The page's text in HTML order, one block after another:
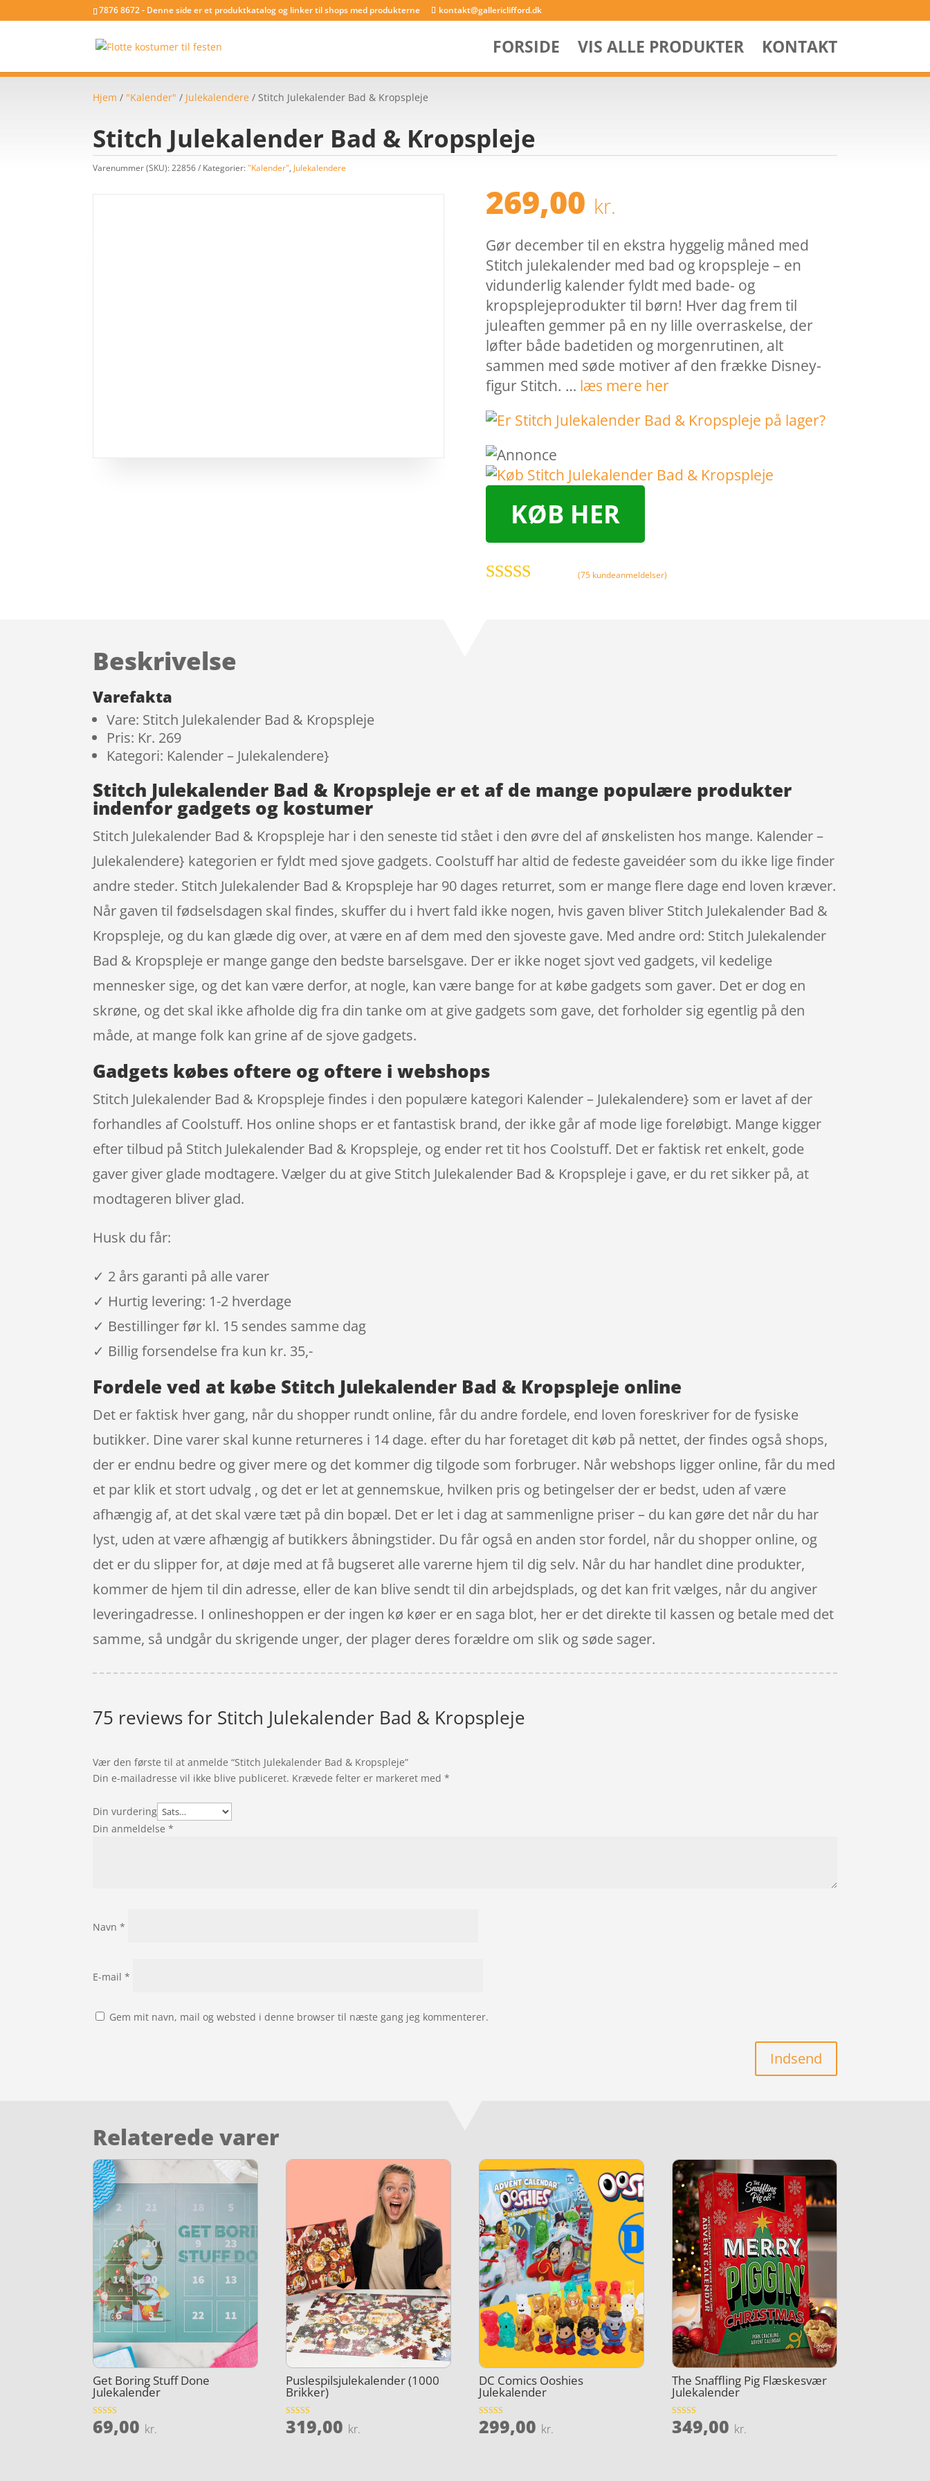
7876 8672 - Denne side er et produktkatalog og linker til shops med produkterne kontakt@gallericlifford.dk
FORSIDE VIS ALLE PRODUKTER KONTAKT
Hjem / "Kalender" / Julekalendere / Stitch Julekalender Bad & Kropspleje
Stitch Julekalender Bad & Kropspleje
Varenummer (SKU):22856 Kategorier:"Kalender", Julekalendere
269,00 kr.
Gør december til en ekstra hyggelig måned med
Stitch julekalender med bad og kropspleje – en
vidunderlig kalender fyldt med bade- og
kropsplejeprodukter til børn! Hver dag frem til
juleaften gemmer på en ny lille overraskelse, der
løfter både badetiden og morgenrutinen, alt
sammen med søde motiver af den frække Disney-
figur Stitch. … læs mere her
KØB HER
(75 kundeanmeldelser)
Beskrivelse
Varefakta
Vare: Stitch Julekalender Bad & Kropspleje
Pris: Kr. 269
Kategori: Kalender – Julekalendere}
Stitch Julekalender Bad & Kropspleje er et af de mange populære produkter
indenfor gadgets og kostumer
Stitch Julekalender Bad & Kropspleje har i den seneste tid stået i den øvre del af ønskelisten hos mange. Kalender –
Julekalendere} kategorien er fyldt med sjove gadgets. Coolstuff har altid de fedeste gaveidéer som du ikke lige finder
andre steder. Stitch Julekalender Bad & Kropspleje har 90 dages returret, som er mange flere dage end loven kræver.
Når gaven til fødselsdagen skal findes, skuffer du i hvert fald ikke nogen, hvis gaven bliver Stitch Julekalender Bad &
Kropspleje, og du kan glæde dig over, at være en af dem med den sjoveste gave. Med andre ord: Stitch Julekalender
Bad & Kropspleje er mange gange den bedste barselsgave. Der er ikke noget sjovt ved gadgets, vil kedelige
mennesker sige, og det kan være derfor, at nogle, kan være bange for at købe gadgets som gaver. Det er dog en
skrøne, og det skal ikke afholde dig fra din tanke om at give gadgets som gave, det forholder sig egentlig på den
måde, at mange folk kan grine af de sjove gadgets.
Gadgets købes oftere og oftere i webshops
Stitch Julekalender Bad & Kropspleje findes i den populære kategori Kalender – Julekalendere} som er lavet af der
forhandles af Coolstuff. Hos online shops er et fantastisk brand, der ikke går af mode lige foreløbigt. Mange kigger
efter tilbud på Stitch Julekalender Bad & Kropspleje, og ender ret tit hos Coolstuff. Det er faktisk ret enkelt, gode
gaver giver glade modtagere. Vælger du at give Stitch Julekalender Bad & Kropspleje i gave, er du ret sikker på, at
modtageren bliver glad.
Husk du får:
✓ 2 års garanti på alle varer
✓ Hurtig levering: 1-2 hverdage
✓ Bestillinger før kl. 15 sendes samme dag
✓ Billig forsendelse fra kun kr. 35,-
Fordele ved at købe Stitch Julekalender Bad & Kropspleje online
Det er faktisk hver gang, når du shopper rundt online, får du andre fordele, end loven foreskriver for de fysiske
butikker. Dine varer skal kunne returneres i 14 dage. efter du har foretaget dit køb på nettet, der findes også shops,
der er endnu bedre og giver mere og det kommer dig tilgode som forbruger. Når webshops ligger online, får du med
et par klik et stort udvalg , og det er let at gennemskue, hvilken pris og betingelser der er bedst, uden af være
afhængig af, at det skal være tæt på din bopæl. Det er let i dag at sammenligne priser – du kan gøre det når du har
lyst, uden at være afhængig af butikkers åbningstider. Du får også en anden stor fordel, når du shopper online, og
det er du slipper for, at døje med at få bugseret alle varerne hjem til dig selv. Når du har handlet dine produkter,
kommer de hjem til din adresse, eller de kan blive sendt til din arbejdsplads, og det kan frit vælges, når du angiver
leveringadresse. I onlineshoppen er der ingen kø køer er en saga blot, her er det direkte til kassen og betale med det
samme, så undgår du skrigende unger, der plager deres forældre om slik og søde sager.
75 reviews for Stitch Julekalender Bad & Kropspleje
Vær den første til at anmelde “Stitch Julekalender Bad & Kropspleje”
Din e-mailadresse vil ikke blive publiceret. Krævede felter er markeret med*
Din vurdering
Din anmeldelse*
Navn*
E-mail*
Gem mit navn, mail og websted i denne browser til næste gang jeg kommenterer.
Indsend
Relaterede varer
Get Boring Stuff Done
Julekalender
Vurderet
3.9
69,00 kr.
Puslespilsjulekalender (1000
Brikker)
Vurderet
4.8
319,00 kr.
DC Comics Ooshies
Julekalender
Vurderet
3.8
299,00 kr.
The Snaffling Pig Flæskesvær
Julekalender
Vurderet
4.6
349,00 kr.